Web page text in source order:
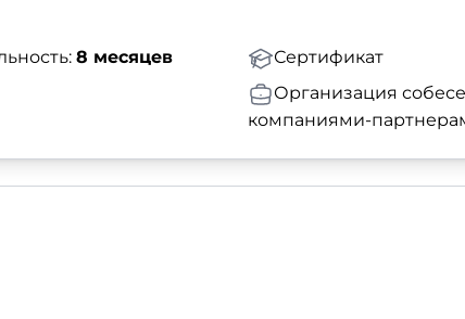
8 месяцев
Сертификат
Организация
компаниями-